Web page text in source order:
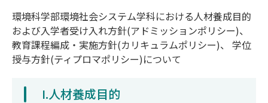
環境科学部環境社会システム学科における人材養成目的
および入学者受け入れ方針(アドミッションポリシー)、
教育課程編成・実施方針(カリキュラムポリシー)、 学位
授与方針(ティプロマポリシー)について
I.人材養成目的